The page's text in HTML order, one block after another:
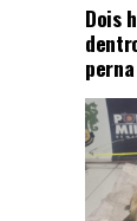
Dois
perna